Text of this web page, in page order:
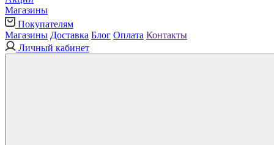
Магазины
Покупателям
Магазины Доставка Блог Оплата Контакты
Личный кабинет